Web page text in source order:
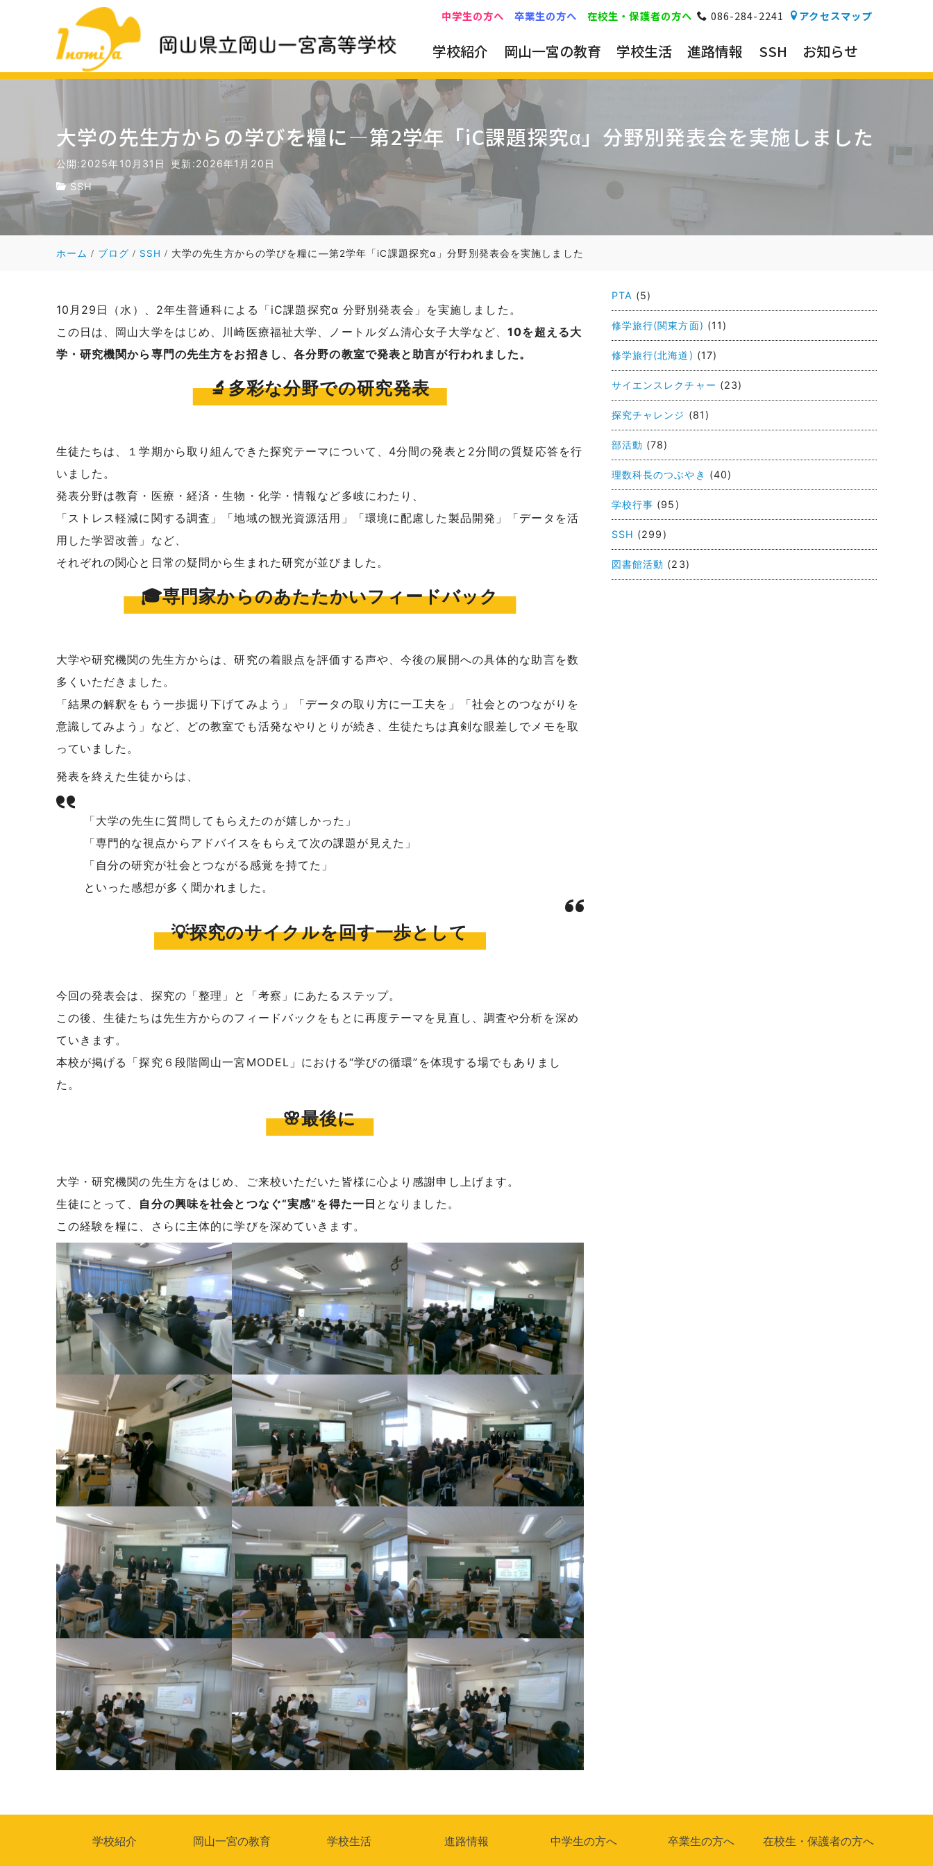
中学生の方へ 卒業生の方へ 在校生・保護者の方へ 086-284-2241 アクセスマップ
学校紹介 岡山一宮の教育 学校生活 進路情報 SSH お知らせ
大学の先生方からの学びを糧に―第2学年「iC課題探究α」分野別発表会を実施しました
公開:2025年10月31日
更新:2026年1月20日
SSH
ホーム ブログ SSH 大学の先生方からの学びを糧に―第2学年「iC課題探究α」分野別発表会を実施しました
10月29日（水）、2年生普通科による「iC課題探究α 分野別発表会」を実施しました。
この日は、岡山大学をはじめ、川崎医療福祉大学、ノートルダム清心女子大学など、10を超える大
学・研究機関から専門の先生方をお招きし、各分野の教室で発表と助言が行われました。
🔬多彩な分野での研究発表
生徒たちは、１学期から取り組んできた探究テーマについて、4分間の発表と2分間の質疑応答を行
いました。
発表分野は教育・医療・経済・生物・化学・情報など多岐にわたり、
「ストレス軽減に関する調査」「地域の観光資源活用」「環境に配慮した製品開発」「データを活
用した学習改善」など、
それぞれの関心と日常の疑問から生まれた研究が並びました。
🎓専門家からのあたたかいフィードバック
大学や研究機関の先生方からは、研究の着眼点を評価する声や、今後の展開への具体的な助言を数
多くいただきました。
「結果の解釈をもう一歩掘り下げてみよう」「データの取り方に一工夫を」「社会とのつながりを
意識してみよう」など、どの教室でも活発なやりとりが続き、生徒たちは真剣な眼差しでメモを取
っていました。
発表を終えた生徒からは、
「大学の先生に質問してもらえたのが嬉しかった」
「専門的な視点からアドバイスをもらえて次の課題が見えた」
「自分の研究が社会とつながる感覚を持てた」
といった感想が多く聞かれました。
💡探究のサイクルを回す一歩として
今回の発表会は、探究の「整理」と「考察」にあたるステップ。
この後、生徒たちは先生方からのフィードバックをもとに再度テーマを見直し、調査や分析を深め
ていきます。
本校が掲げる「探究６段階岡山一宮MODEL」における“学びの循環”を体現する場でもありまし
た。
🌸最後に
大学・研究機関の先生方をはじめ、ご来校いただいた皆様に心より感謝申し上げます。
生徒にとって、 自分の興味を社会とつなぐ“実感”を得た一日 となりました。
この経験を糧に、さらに主体的に学びを深めていきます。
稿
PTA (5)
修学旅行(関東方面) (11)
修学旅行(北海道) (17)
サイエンスレクチャー (23)
探究チャレンジ (81)
部活動 (78)
理数科長のつぶやき (40)
学校行事 (95)
SSH (299)
図書館活動 (23)
学校紹介 岡山一宮の教育 学校生活 進路情報 中学生の方へ 卒業生の方へ 在校生・保護者の方へ